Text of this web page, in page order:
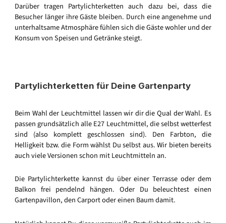
Darüber tragen Partylichterketten auch dazu bei, dass die
Besucher länger ihre Gäste bleiben. Durch eine angenehme und
unterhaltsame Atmosphäre fühlen sich die Gäste wohler und der
Konsum von Speisen und Getränke steigt.
Partylichterketten für Deine Gartenparty
Beim Wahl der Leuchtmittel lassen wir dir die Qual der Wahl. Es
passen grundsätzlich alle E27 Leuchtmittel, die selbst wetterfest
sind (also komplett geschlossen sind). Den Farbton, die
Helligkeit bzw. die Form wählst Du selbst aus. Wir bieten bereits
auch viele Versionen schon mit Leuchtmitteln an.
Die Partylichterkette kannst du über einer Terrasse oder dem
Balkon frei pendelnd hängen. Oder Du beleuchtest einen
Gartenpavillon, den Carport oder einen Baum damit.